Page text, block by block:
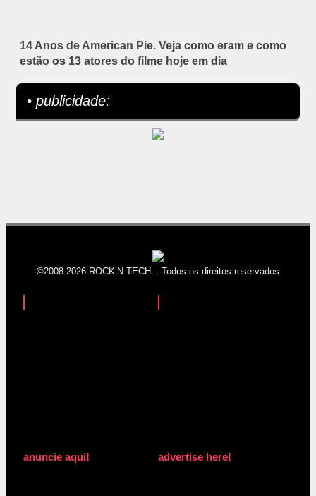
14 Anos de American Pie. Veja como eram e como
estão os 13 atores do filme hoje em dia
• publicidade:
©2008-2026 ROCK’N TECH – Todos os direitos reservados
anuncie aqui! advertise here!